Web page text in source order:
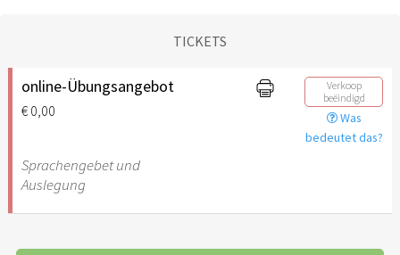
TICKETS
online-Übungsangebot
€ 0,00
Verkoop
beëindigd
Was
bedeutet das?
Sprachengebet und
Auslegung